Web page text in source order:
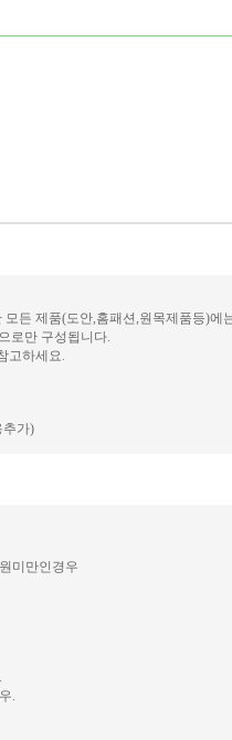
든 제품(도안,홈패션,원목제품등)에
로만 구성됩니다.
고하세요.
추가)
미만인경우
.